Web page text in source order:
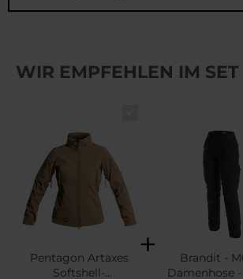
WIR EMPFEHLEN IM SET
Pentagon Artaxes
Softshell-
Brandit -
Damenhose